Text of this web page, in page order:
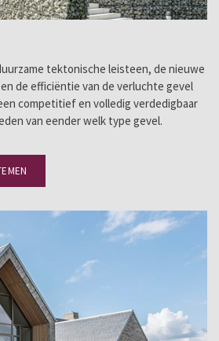
tektonische leisteen, de nieuwe
de efficiëntie van de verluchte gevel
competitief en volledig verdedigbaar
van eender welk type gevel.